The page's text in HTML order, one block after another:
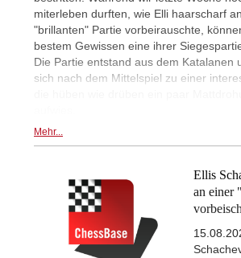
miterleben durften, wie Elli haarscharf
"brillanten" Partie vorbeirauschte,
bestem Gewissen eine ihrer
Die Partie entstand aus dem Katalanen
sich nach dem Mittelspiel zu einer
Mehr...
Ellis
an einer